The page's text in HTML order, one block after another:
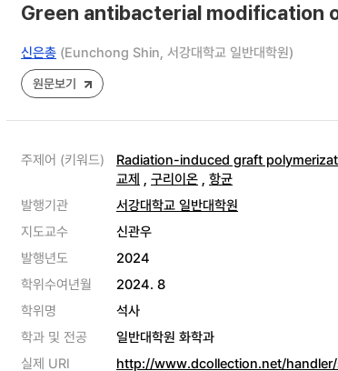
Green antibacterial modification
신은총 (Eunchong Shin, 서강대학교 일반대학원)
원문보기
주제어 (키워드) Radiation-induced graft
교제 , 구리이온 , 항균
발행기관
서강대학교 일반대학원
지도교수
신관우
발행년도
2024
학위수여년월
2024. 8
학위명
석사
학과 및 전공
일반대학원 화학과
실제 URI
http://www.dcollection.net/